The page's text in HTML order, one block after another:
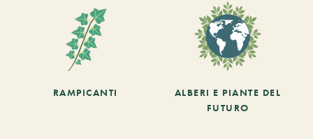
RAMPICANTI
ALBERI E PIANTE DEL
FUTURO